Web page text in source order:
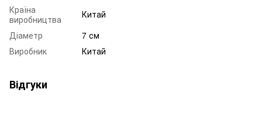
Країна
виробництва
Китай
Діаметр
7 см
Виробник
Китай
Відгуки